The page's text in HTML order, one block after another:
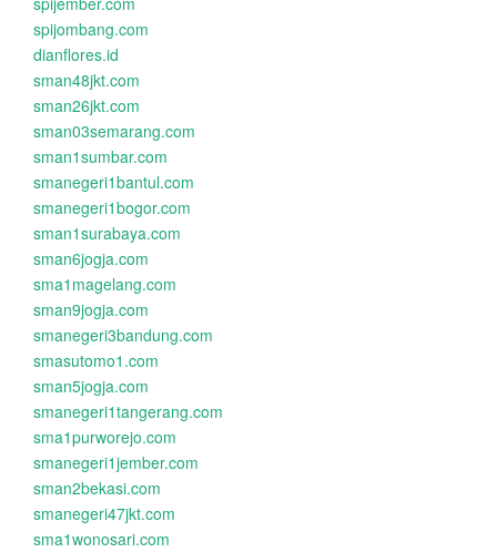
spijombang.com
dianflores.id
sman48jkt.com
sman26jkt.com
sman03semarang.com
sman1sumbar.com
smanegeri1bantul.com
smanegeri1bogor.com
sman1surabaya.com
sman6jogja.com
sma1magelang.com
sman9jogja.com
smanegeri3bandung.com
smasutomo1.com
sman5jogja.com
smanegeri1tangerang.com
sma1purworejo.com
smanegeri1jember.com
sman2bekasi.com
smanegeri47jkt.com
sma1wonosari.com